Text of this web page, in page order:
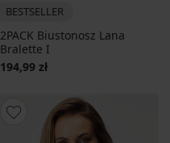
BESTSELLER
2PACK Biustonosz Lana
Bralette I
194,99 zł